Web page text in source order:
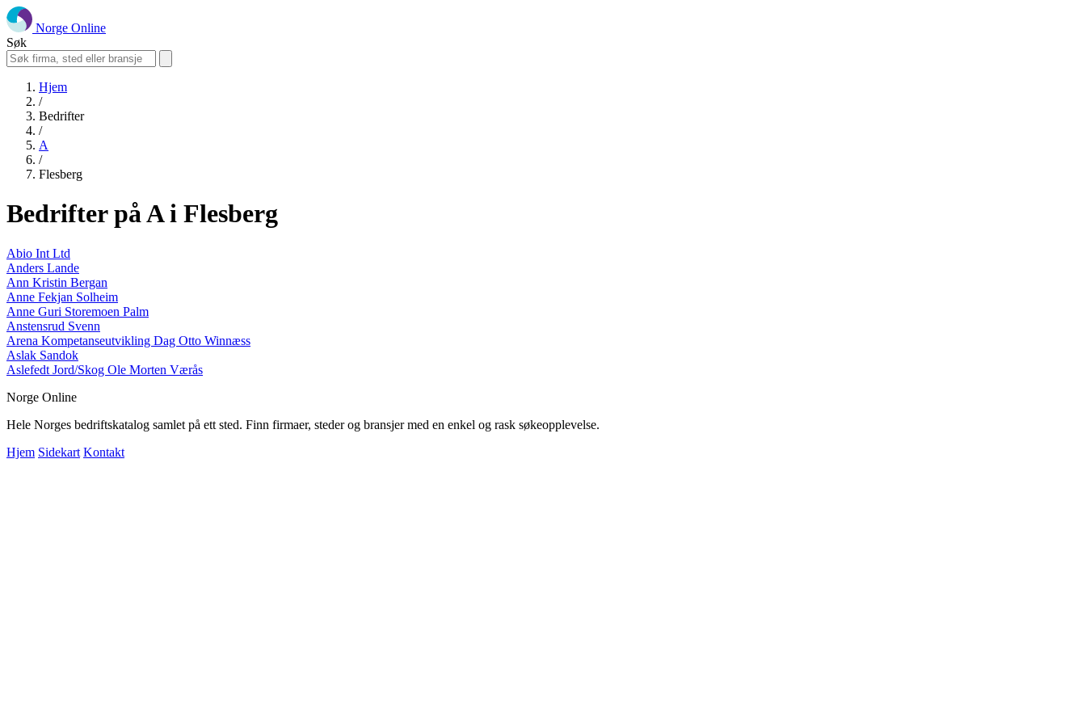
Norge Online
Søk
Hjem
/
Bedrifter
/
A
/
Flesberg
Bedrifter på A i Flesberg
Abio Int Ltd
Anders Lande
Ann Kristin Bergan
Anne Fekjan Solheim
Anne Guri Storemoen Palm
Anstensrud Svenn
Arena Kompetanseutvikling Dag Otto Winnæss
Aslak Sandok
Aslefedt Jord/Skog Ole Morten Værås
Norge Online
Hele Norges bedriftskatalog samlet på ett sted. Finn firmaer, steder og bransjer med en enkel og rask søkeopplevelse.
Hjem Sidekart Kontakt